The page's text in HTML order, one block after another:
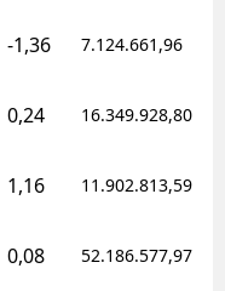
-1,36 7.124.661,96
0,24 16.349.928,80
1,16 11.902.813,59
0,08 52.186.577,97